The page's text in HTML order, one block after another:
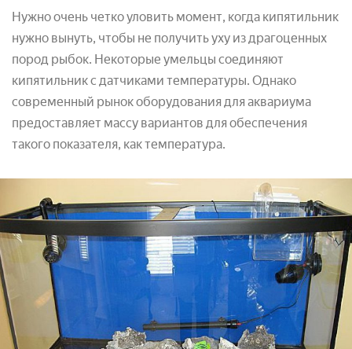
Нужно очень четко уловить момент, когда кипятильник
нужно вынуть, чтобы не получить уху из драгоценных
пород рыбок. Некоторые умельцы соединяют
кипятильник с датчиками температуры. Однако
современный рынок оборудования для аквариума
предоставляет массу вариантов для обеспечения
такого показателя, как температура.